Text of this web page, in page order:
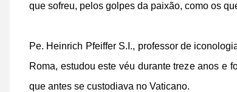
que sofreu, pelos golpes da paixão, como os
Pe. Heinrich Pfeiffer S.I., professor de
Roma, estudou este véu durante treze anos e
que antes se custodiava no Vaticano.